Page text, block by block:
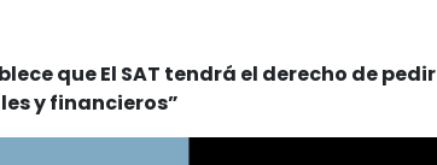
que El SAT tendrá el derecho de pedir
y financieros”